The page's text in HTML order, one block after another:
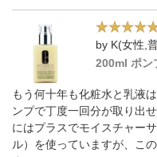
by K(女性,
200ml ポン
もう何十年も化粧水と乳液
ンプで丁度一回分が取り出
にはプラスでモイスチャー
ル）を使っていますが、こ